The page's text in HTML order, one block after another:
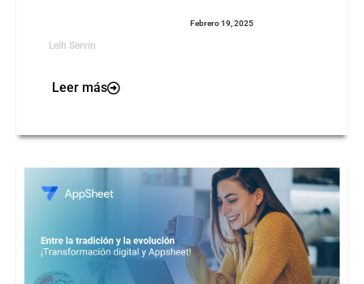
Leih Servin
Febrero 19, 2025
Leer más